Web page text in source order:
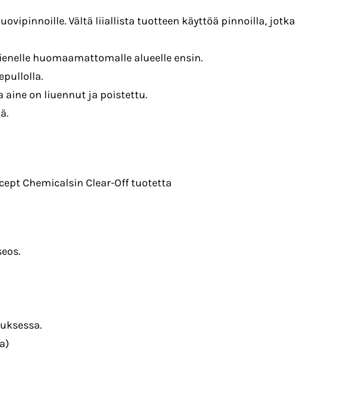
Vältä liiallista tuotteen käyttöä pinnoilla, jotka
huomaamattomalle alueelle ensin.
aine on liuennut ja poistettu.
Chemicalsin Clear-Off tuotetta